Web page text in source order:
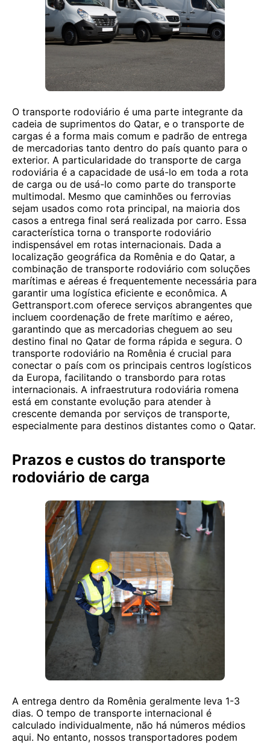
O transporte rodoviário é uma parte integrante da
cadeia de suprimentos do Qatar, e o transporte de
cargas é a forma mais comum e padrão de entrega
de mercadorias tanto dentro do país quanto para o
exterior. A particularidade do transporte de carga
rodoviária é a capacidade de usá-lo em toda a rota
de carga ou de usá-lo como parte do transporte
multimodal. Mesmo que caminhões ou ferrovias
sejam usados ​​como rota principal, na maioria dos
casos a entrega final será realizada por carro. Essa
característica torna o transporte rodoviário
indispensável em rotas internacionais. Dada a
localização geográfica da Romênia e do Qatar, a
combinação de transporte rodoviário com soluções
marítimas e aéreas é frequentemente necessária para
garantir uma logística eficiente e econômica. A
Gettransport.com oferece serviços abrangentes que
incluem coordenação de frete marítimo e aéreo,
garantindo que as mercadorias cheguem ao seu
destino final no Qatar de forma rápida e segura. O
transporte rodoviário na Romênia é crucial para
conectar o país com os principais centros logísticos
da Europa, facilitando o transbordo para rotas
internacionais. A infraestrutura rodoviária romena
está em constante evolução para atender à
crescente demanda por serviços de transporte,
especialmente para destinos distantes como o Qatar.
Prazos e custos do transporte
rodoviário de carga
A entrega dentro da Romênia geralmente leva 1-3
dias. O tempo de transporte internacional é
calculado individualmente, não há números médios
aqui. No entanto, nossos transportadores podem